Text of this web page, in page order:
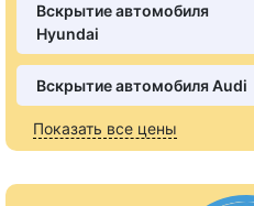
Вскрытие автомобиля
Hyundai
Вскрытие автомобиля Audi
Показать все цены